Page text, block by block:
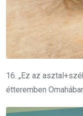
16. „Ez az
étteremben